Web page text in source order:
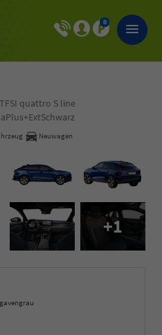
0
quattro S line
Neuwagen
+1